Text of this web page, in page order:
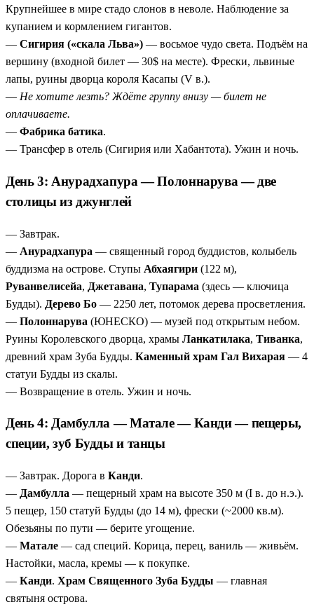
Крупнейшее в мире стадо слонов в неволе. Наблюдение за
купанием и кормлением гигантов.
— Сигирия («скала Льва») — восьмое чудо света. Подъём на
вершину (входной билет — 30$ на месте). Фрески, львиные
лапы, руины дворца короля Касапы (V в.).
— Не хотите лезть? Ждёте группу внизу — билет не
оплачиваете.
— Фабрика батика.
— Трансфер в отель (Сигирия или Хабантота). Ужин и ночь.
День 3: Анурадхапура — Полоннарува — две
столицы из джунглей
— Завтрак.
— Анурадхапура — священный город буддистов, колыбель
буддизма на острове. Ступы Абхаягири (122 м),
Руванвелисейа, Джетавана, Тупарама (здесь — ключица
Будды). Дерево Бо — 2250 лет, потомок дерева просветления.
— Полоннарува (ЮНЕСКО) — музей под открытым небом.
Руины Королевского дворца, храмы Ланкатилака, Тиванка,
древний храм Зуба Будды. Каменный храм Гал Вихарая — 4
статуи Будды из скалы.
— Возвращение в отель. Ужин и ночь.
День 4: Дамбулла — Матале — Канди — пещеры,
специи, зуб Будды и танцы
— Завтрак. Дорога в Канди.
— Дамбулла — пещерный храм на высоте 350 м (I в. до н.э.).
5 пещер, 150 статуй Будды (до 14 м), фрески (~2000 кв.м).
Обезьяны по пути — берите угощение.
— Матале — сад специй. Корица, перец, ваниль — живьём.
Настойки, масла, кремы — к покупке.
— Канди. Храм Священного Зуба Будды — главная
святыня острова.